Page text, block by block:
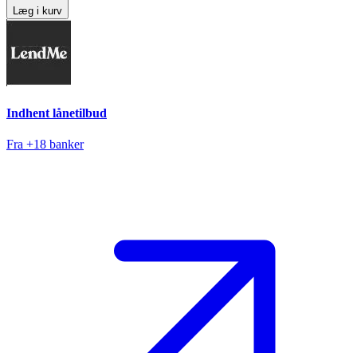
Læg i kurv
Indhent lånetilbud
Fra +18 banker